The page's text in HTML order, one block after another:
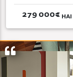
279 000€ HAI